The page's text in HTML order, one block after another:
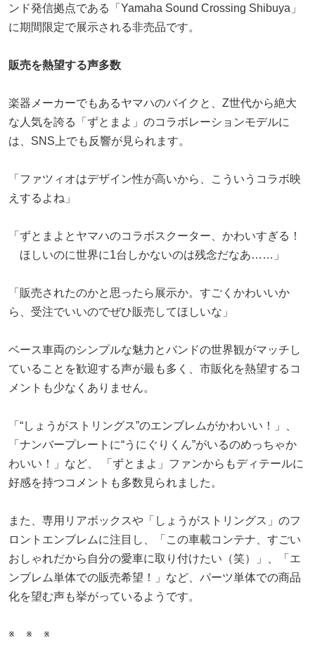
ンド発信拠点である「Yamaha Sound Crossing Shibuya」
に期間限定で展示される非売品です。
販売を熱望する声多数
楽器メーカーでもあるヤマハのバイクと、Z世代から絶大
な人気を誇る「ずとまよ」のコラボレーションモデルに
は、SNS上でも反響が見られます。
「ファツィオはデザイン性が高いから、こういうコラボ映
えするよね」
「ずとまよとヤマハのコラボスクーター、かわいすぎる！
ほしいのに世界に1台しかないのは残念だなあ……」
「販売されたのかと思ったら展示か。すごくかわいいか
ら、受注でいいのでぜひ販売してほしいな」
ベース車両のシンプルな魅力とバンドの世界観がマッチし
ていることを歓迎する声が最も多く、市販化を熱望するコ
メントも少なくありません。
「“しょうがストリングス”のエンブレムがかわいい！」、
「ナンバープレートに“うにぐりくん”がいるのめっちゃか
わいい！」など、 「ずとまよ」ファンからもディテールに
好感を持つコメントも多数見られました。
また、専用リアボックスや「しょうがストリングス」のフ
ロントエンブレムに注目し、「この車載コンテナ、すごい
おしゃれだから自分の愛車に取り付けたい（笑）」、「エ
ンブレム単体での販売希望！」など、パーツ単体での商品
化を望む声も挙がっているようです。
※ ※ ※